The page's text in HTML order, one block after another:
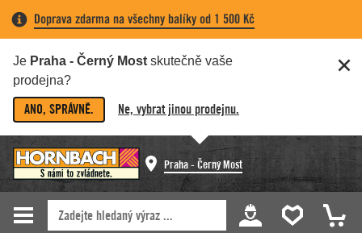
Doprava zdarma na všechny balíky od 1 500 Kč
Je Praha - Černý Most skutečně vaše
prodejna?
ANO, SPRÁVNĚ. Ne, vybrat jinou prodejnu.
Praha - Černý Most